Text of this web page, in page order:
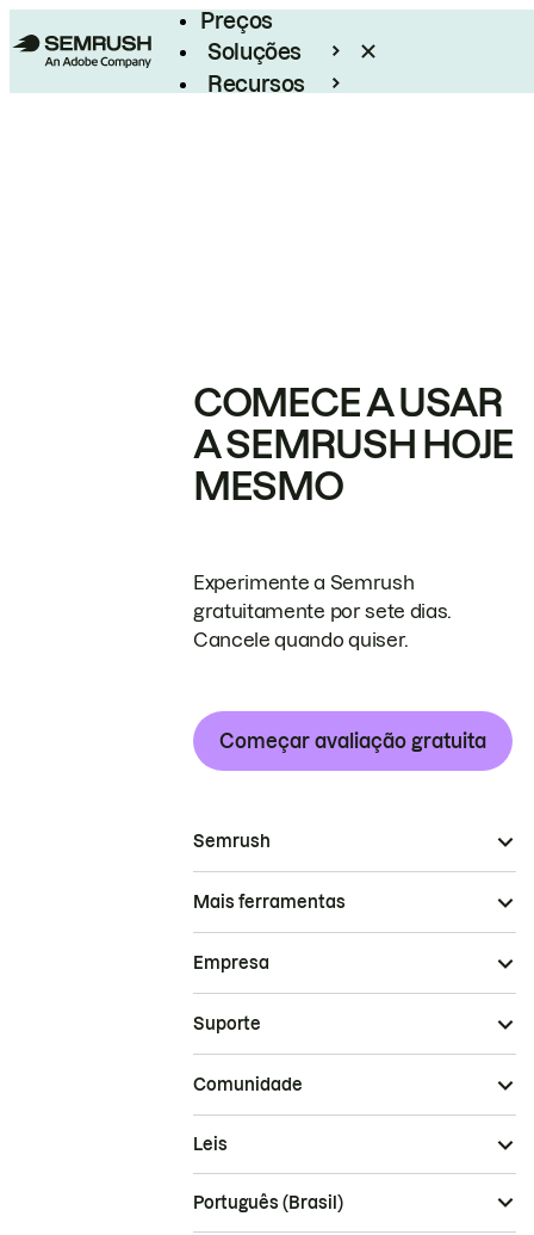
Preços
Soluções
Recursos
COMECE A USAR
A SEMRUSH HOJE
MESMO
Experimente a Semrush
gratuitamente por sete dias.
Cancele quando quiser.
Começar avaliação gratuita
Semrush
Mais ferramentas
Empresa
Suporte
Comunidade
Leis
Português (Brasil)